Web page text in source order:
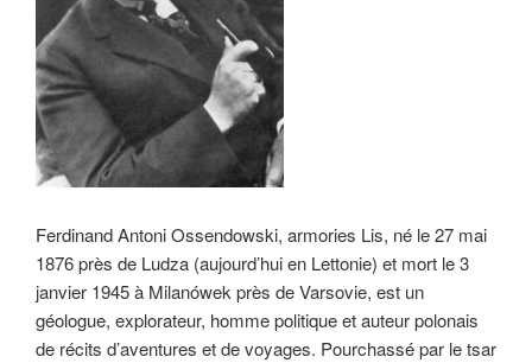
Ferdinand Antoni Ossendowski, armories Lis, né le 27 mai
1876 près de Ludza (aujourd’hui en Lettonie) et mort le 3
janvier 1945 à Milanówek près de Varsovie, est un
géologue, explorateur, homme politique et auteur polonais
de récits d’aventures et de voyages. Pourchassé par le tsar